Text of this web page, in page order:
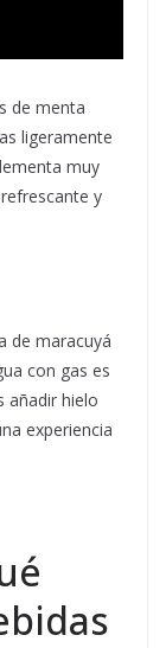
de menta
ligeramente
muy
y
de maracuyá
con gas es
añadir hielo
experiencia